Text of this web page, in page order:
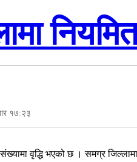
१७:२३
वृद्धि भएको छ । समग्र